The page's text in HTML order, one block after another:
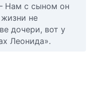
Нам с сыном он
не
дочери, вот у
Леонида».